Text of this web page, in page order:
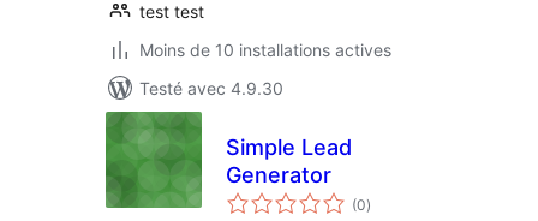
test test
Moins de 10 installations actives
Testé avec 4.9.30
Simple Lead
Generator
(0notes
en
)